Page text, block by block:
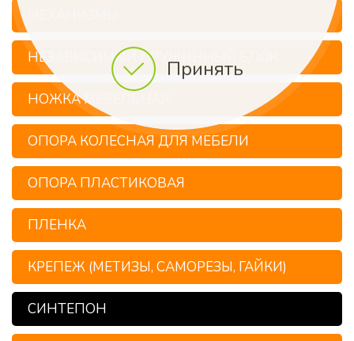
Принять
НЕЗАВИСИМЫЙ ПРУЖИННЫЙ БЛОК
НОЖКА МЕБЕЛЬНАЯ
ОПОРА КОЛЕСНАЯ ДЛЯ МЕБЕЛИ
ОПОРА ПЛАСТИКОВАЯ
ПЛЕНКА
КРЕПЕЖ (МЕТИЗЫ, САМОРЕЗЫ, ГАЙКИ)
СИНТЕПОН